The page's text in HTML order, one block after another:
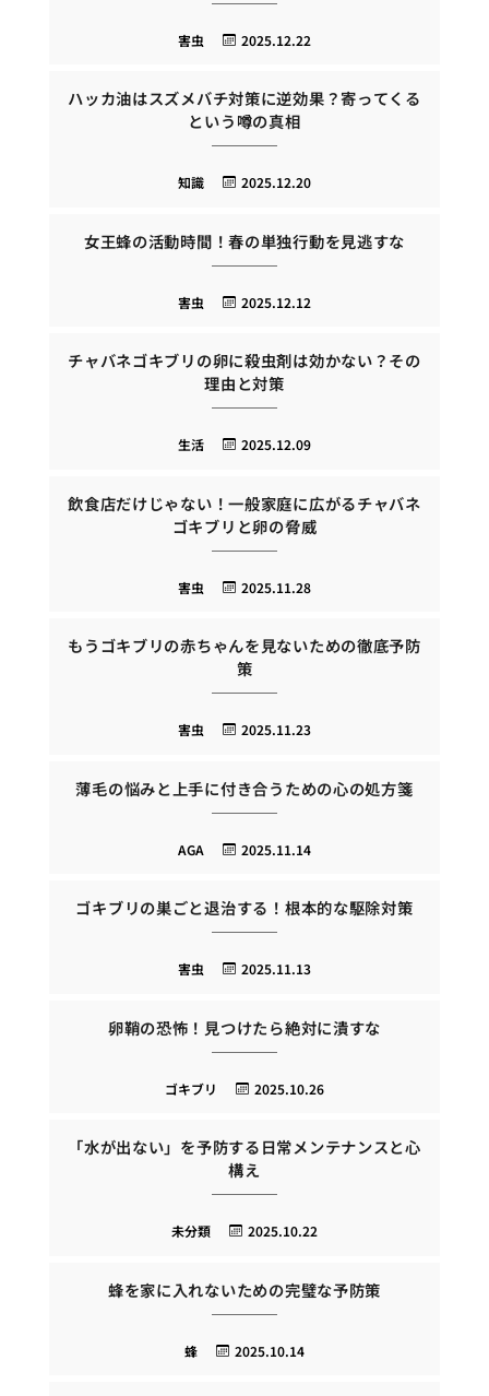
2025.12.22
害虫
ハッカ油はスズメバチ対策に逆効果？寄ってくる
という噂の真相
2025.12.20
知識
女王蜂の活動時間！春の単独行動を見逃すな
2025.12.12
害虫
チャバネゴキブリの卵に殺虫剤は効かない？その
理由と対策
2025.12.09
生活
飲食店だけじゃない！一般家庭に広がるチャバネ
ゴキブリと卵の脅威
2025.11.28
害虫
もうゴキブリの赤ちゃんを見ないための徹底予防
策
2025.11.23
害虫
薄毛の悩みと上手に付き合うための心の処方箋
2025.11.14
AGA
ゴキブリの巣ごと退治する！根本的な駆除対策
2025.11.13
害虫
卵鞘の恐怖！見つけたら絶対に潰すな
2025.10.26
ゴキブリ
「水が出ない」を予防する日常メンテナンスと心
構え
2025.10.22
未分類
蜂を家に入れないための完璧な予防策
2025.10.14
蜂